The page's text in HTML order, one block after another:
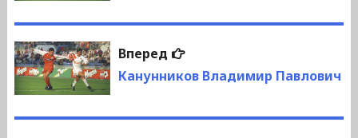
записям
Вперед
Следующая
запись:
Канунников Владимир Павлович